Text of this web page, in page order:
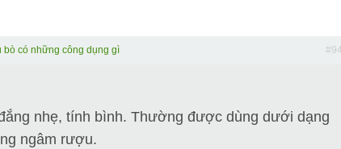
bò có những công dụng gì
nhẹ, tính bình. Thường được dùng dưới dạng
ngâm rượu.